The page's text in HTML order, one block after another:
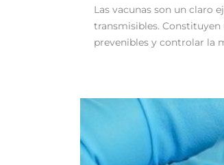
Las vacunas son un claro
transmisibles.
prevenibles y controlar la